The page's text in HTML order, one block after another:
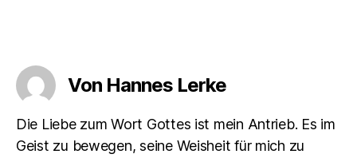
Von Hannes Lerke
Die Liebe zum Wort Gottes ist mein Antrieb. Es im
Geist zu bewegen, seine Weisheit für mich zu